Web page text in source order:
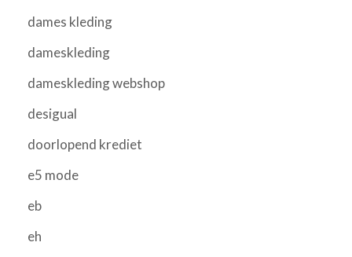
dames kleding
dameskleding
dameskleding webshop
desigual
doorlopend krediet
e5 mode
eb
eh